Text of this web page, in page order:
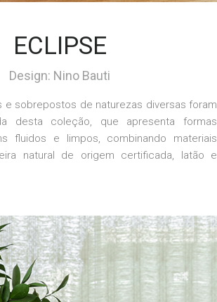
ECLIPSE
Design: Nino Bauti
e sobrepostos de naturezas diversas foram
desta coleção, que apresenta formas
fluidos e limpos, combinando materiais
natural de origem certificada, latão e